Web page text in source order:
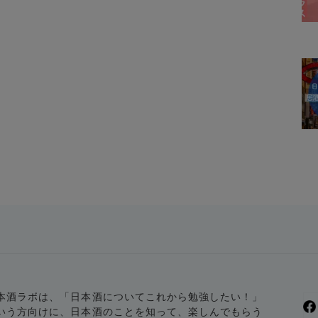
酒ラボは、「日本酒についてこれから勉強したい！」
う方向けに、日本酒のことを知って、楽しんでもらう